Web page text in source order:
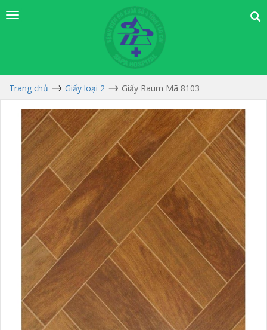
Trang chủ Giấy loại 2 Giấy Raum Mã 8103